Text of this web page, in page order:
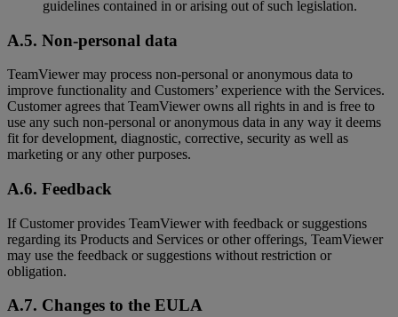
guidelines contained in or arising out of such legislation.
A.5. Non-personal data
TeamViewer may process non-personal or anonymous data to
improve functionality and Customers’ experience with the Services.
Customer agrees that TeamViewer owns all rights in and is free to
use any such non-personal or anonymous data in any way it deems
fit for development, diagnostic, corrective, security as well as
marketing or any other purposes.
A.6. Feedback
If Customer provides TeamViewer with feedback or suggestions
regarding its Products and Services or other offerings, TeamViewer
may use the feedback or suggestions without restriction or
obligation.
A.7. Changes to the EULA